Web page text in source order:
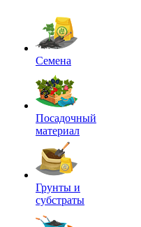
Семена
Посадочный
материал
Грунты и
субстраты